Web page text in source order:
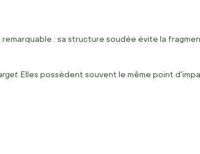
: sa structure soudée évite la
. Elles possèdent souvent le même point